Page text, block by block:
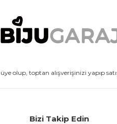
olup, toptan alışverişinizi yapıp
Bizi Takip Edin